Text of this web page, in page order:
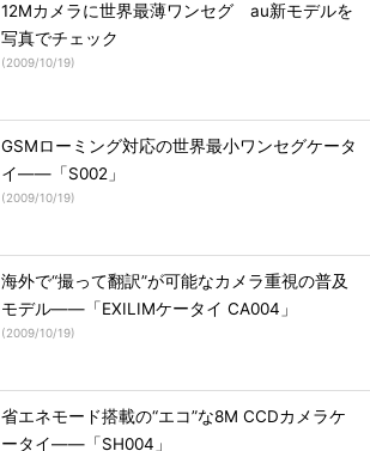
12Mカメラに世界最薄ワンセグ au新モデルを
写真でチェック
(2009/10/19)
GSMローミング対応の世界最小ワンセグケータ
イ――「S002」
(2009/10/19)
海外で“撮って翻訳”が可能なカメラ重視の普及
モデル――「EXILIMケータイ CA004」
(2009/10/19)
省エネモード搭載の“エコ”な8M CCDカメラケ
ータイ――「SH004」